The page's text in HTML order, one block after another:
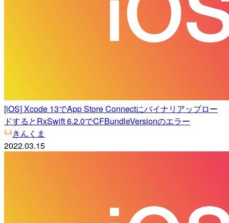
[iOS] Xcode 13でApp Store Connectにバイナリアップロー
ドするとRxSwift 6.2.0でCFBundleVersionのエラー
きんくま
2022.03.15